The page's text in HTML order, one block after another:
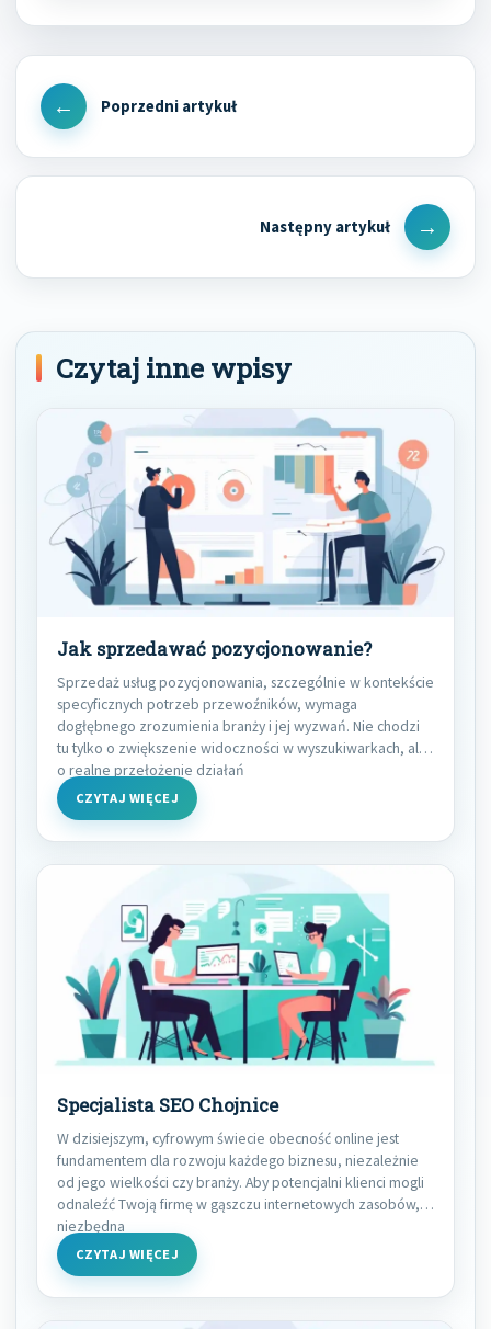
Nawigacja
wpisu
Previous
Next
Post
Czytaj inne wpisy
Jak sprzedawać pozycjonowanie?
Sprzedaż usług pozycjonowania, szczególnie w kontekście
specyficznych potrzeb przewoźników, wymaga
dogłębnego zrozumienia branży i jej wyzwań. Nie chodzi
tu tylko o zwiększenie widoczności w wyszukiwarkach, ale
o realne przełożenie działań
CZYTAJ WIĘCEJ
Specjalista SEO Chojnice
W dzisiejszym, cyfrowym świecie obecność online jest
fundamentem dla rozwoju każdego biznesu, niezależnie
od jego wielkości czy branży. Aby potencjalni klienci mogli
odnaleźć Twoją firmę w gąszczu internetowych zasobów,
niezbędna
CZYTAJ WIĘCEJ